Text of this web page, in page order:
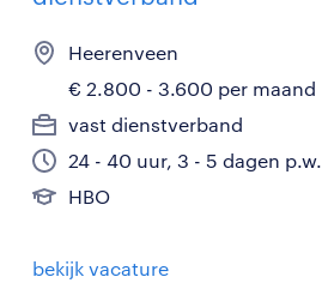
Heerenveen
€ 2.800 - 3.600 per maand
vast dienstverband
24 - 40 uur, 3 - 5 dagen p.w.
HBO
bekijk vacature